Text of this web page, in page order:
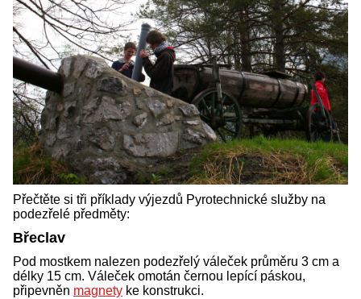
Přečtěte si tři příklady výjezdů Pyrotechnické služby na
podezřelé předměty:
Břeclav
Pod mostkem nalezen podezřelý váleček průměru 3 cm a
délky 15 cm. Váleček omotán černou lepící páskou,
připevněn magnety ke konstrukci.